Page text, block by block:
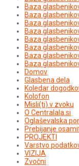
Baza
Baza
Baza
Baza
Baza
Baza
Baza
Baza
Domov
Glasbena dela
Koledar
Kolofon
Misli(ti) v zvoku
O Centralala.si
Oglaševalska
Prebijanje
PROJEKTI
Varstvo
VIZIJA
Zvočni